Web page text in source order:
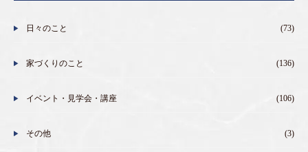
日々のこと (73)
家づくりのこと (136)
イベント・見学会・講座 (106)
その他 (3)